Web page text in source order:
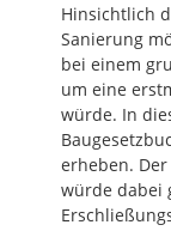
Hinsichtlich
Sanierung
bei einem
um eine
würde. In
erheben.
würde dabei